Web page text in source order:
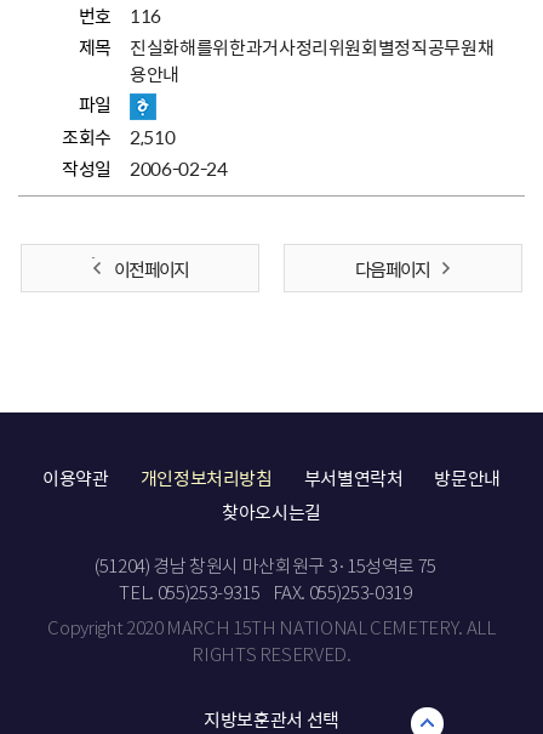
번호
116
제목
진실화해를위한과거사정리위원회별정직공무원채
용안내
파일
조회수
2,510
작성일
2006-02-24
이전 페이지 다음 페이지
이용약관 개인정보처리방침 부서별연락처
방문안내
찾아오시는길
(51204) 경남 창원시 마산회원구 3·15성역로 75
TEL. 055)253-9315
FAX. 055)253-0319
Copyright 2020 MARCH 15TH NATIONAL CEMETERY. ALL
RIGHTS RESERVED.
지방보훈관서 선택